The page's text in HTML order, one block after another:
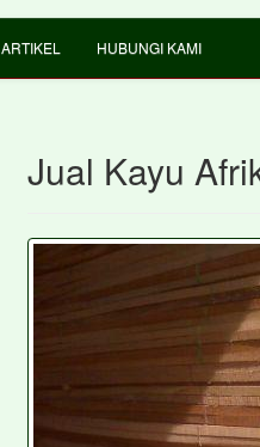
ARTIKEL HUBUNGI KAMI
Jual Kayu